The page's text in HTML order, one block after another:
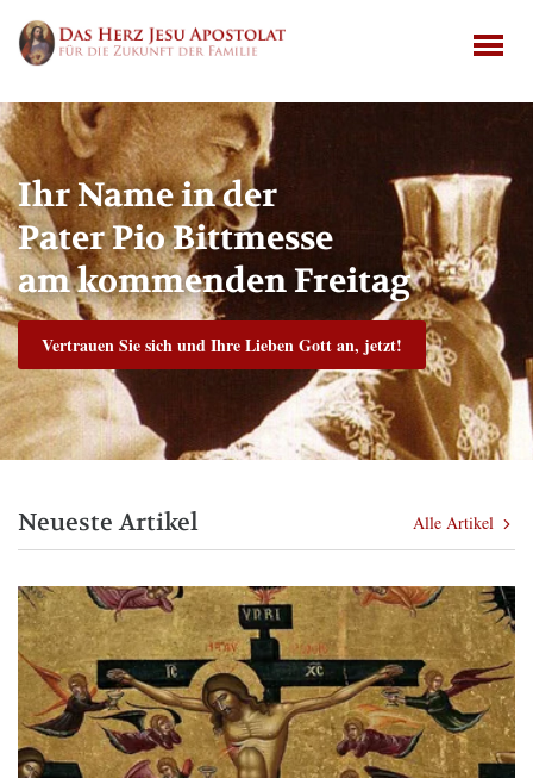
Ihr Name in der
Pater Pio Bittmesse
am kommenden Freitag
Vertrauen Sie sich und Ihre Lieben Gott an, jetzt!
Neueste Artikel Alle Artikel